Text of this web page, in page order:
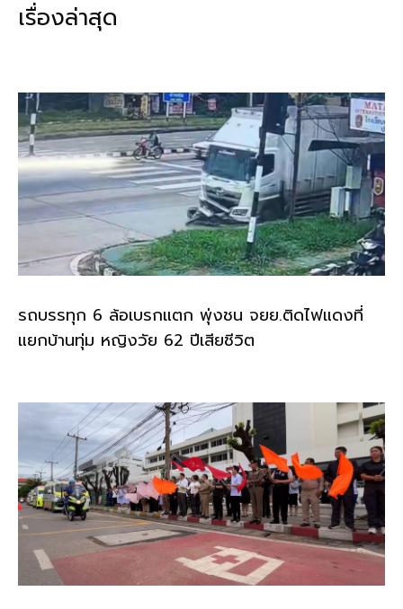
k
เรื่องล่าสุด
รถบรรทุก 6 ล้อเบรกแตก พุ่งชน จยย.ติดไฟแดงที่
แยกบ้านทุ่ม หญิงวัย 62 ปีเสียชีวิต